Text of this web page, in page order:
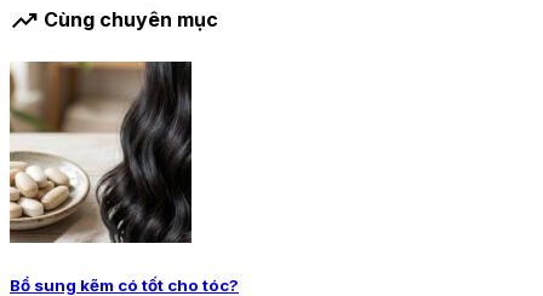
trending_up Cùng chuyên mục
Bổ sung kẽm có tốt cho tóc?